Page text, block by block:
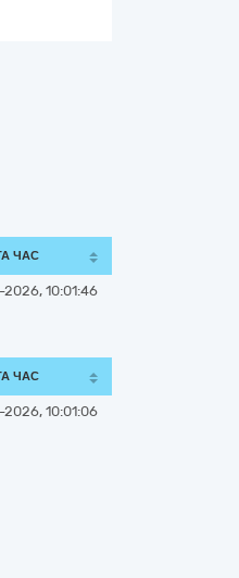
ЧАС
10:01:46
ЧАС
10:01:06